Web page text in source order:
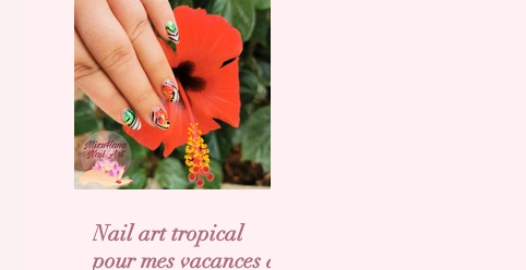
Nail art tropical
pour mes vacances a